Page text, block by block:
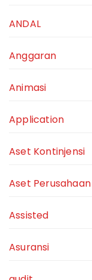
ANDAL
Anggaran
Animasi
Application
Aset Kontinjensi
Aset Perusahaan
Assisted
Asuransi